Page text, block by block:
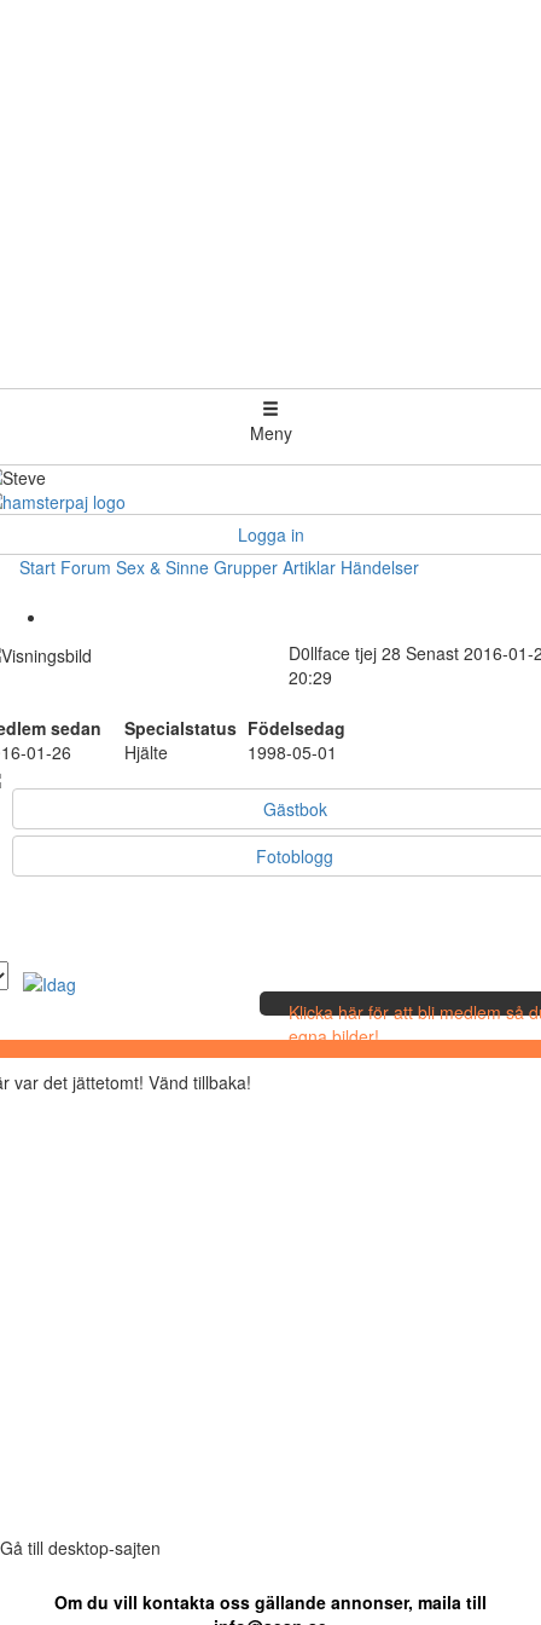
Meny
Logga in
Start Forum Sex & Sinne Grupper Artiklar Händelser
D0llface tjej 28 Senast 2016-01-
20:29
sedan Specialstatus Födelsedag
01-26
Hjälte 1998-05-01
Gästbok
Fotoblogg
Klicka här för att bli medlem så
egna bilder!
var det jättetomt! Vänd tillbaka!
Gå till desktop-sajten
Om du vill kontakta oss gällande annonser, maila till